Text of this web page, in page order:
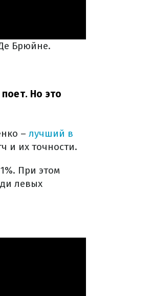
Брюйне.
Но это
– лучший в
и их точности.
При этом
левых